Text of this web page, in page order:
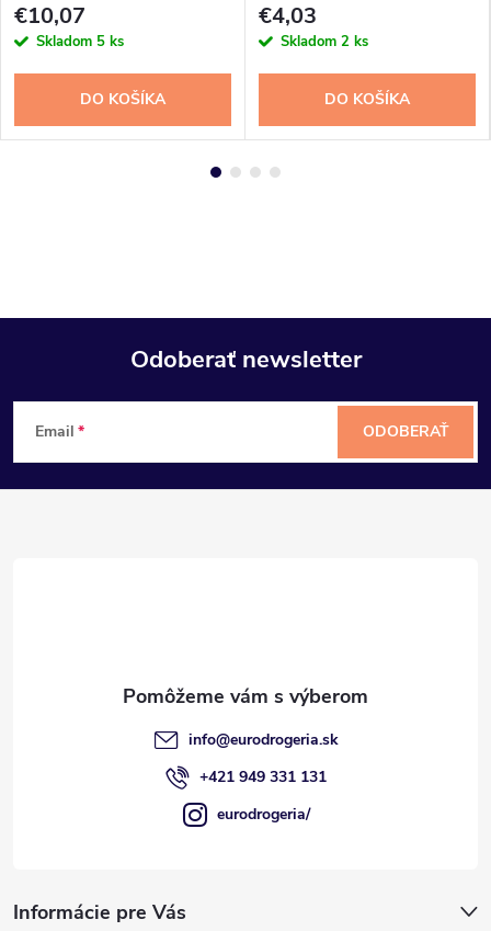
€10,07
Skladom 5 ks
DO KOŠÍKA
€4,03
Skladom 2 ks
DO KOŠÍKA
Z
á
Odoberať newsletter
Email ODOBERAŤ
Informácie pre Vás
info@eurodrogeria.sk
+421 949 331 131
eurodrogeria/